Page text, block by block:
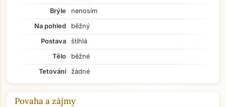
Brýle
nenosím
Na pohled
běžný
Postava
štíhlá
Tělo
běžné
Tetování
žádné
Povaha a zájmy